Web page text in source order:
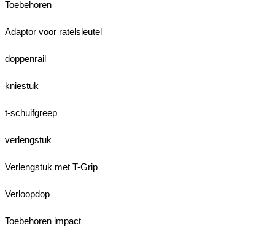
Toebehoren
Adaptor voor ratelsleutel
doppenrail
kniestuk
t-schuifgreep
verlengstuk
Verlengstuk met T-Grip
Verloopdop
Toebehoren impact